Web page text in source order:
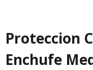
Proteccion
Enchufe